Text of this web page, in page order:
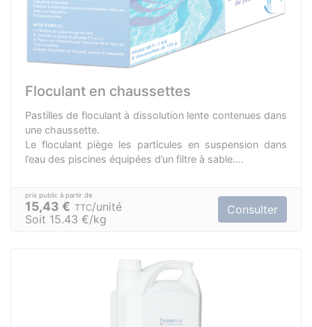
Floculant en chaussettes
Pastilles de floculant à dissolution lente contenues dans
une chaussette.
Le floculant piège les particules en suspension dans
l’eau des piscines équipées d’un filtre à sable.
Une boite de 1 kg comprend 8 chaussettes de 125 gr.
15,43 € TTC unité
Soit 15.43 €/kg
Consulter